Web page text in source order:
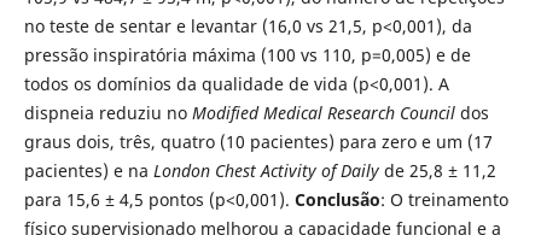
no teste de sentar e levantar (16,0 vs 21,5, p<0,001), da
pressão inspiratória máxima (100 vs 110, p=0,005) e de
todos os domínios da qualidade de vida (p<0,001). A
dispneia reduziu no Modified Medical Research Councildos
graus dois, três, quatro (10 pacientes) para zero e um (17
pacientes) e na London Chest Activity of Dailyde 25,8 ± 11,2
para 15,6 ± 4,5 pontos (p<0,001). Conclusão: O treinamento
físico supervisionado melhorou a capacidade funcional e a